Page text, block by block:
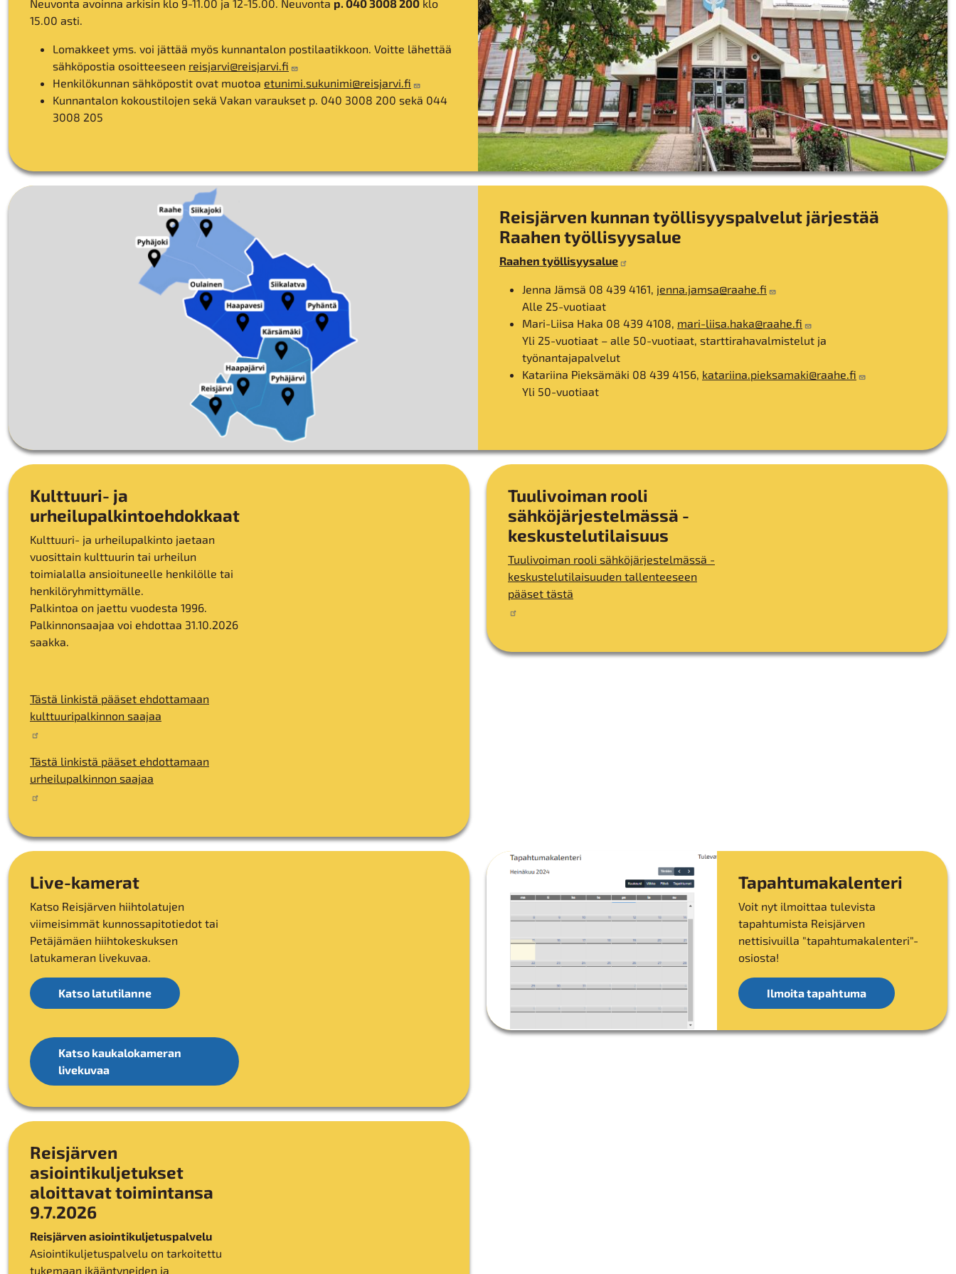
Neuvonta avoinna arkisin klo 9-11.00 ja 12-15.00. Neuvonta p. 040 3008 200 klo
15.00 asti.
Lomakkeet yms. voi jättää myös kunnantalon postilaatikkoon. Voitte lähettää
sähköpostia osoitteeseen reisjarvi@reisjarvi.fi
Henkilökunnan sähköpostit ovat muotoa etunimi.sukunimi@reisjarvi.fi
Kunnantalon kokoustilojen sekä Vakan varaukset p. 040 3008 200 sekä 044
3008 205
Reisjärven kunnan työllisyyspalvelut järjestää
Raahen työllisyysalue
Raahen työllisyysalue
Jenna Jämsä 08 439 4161, jenna.jamsa@raahe.fi
Alle 25-vuotiaat
Mari-Liisa Haka 08 439 4108, mari-liisa.haka@raahe.fi
Yli 25-vuotiaat – alle 50-vuotiaat, starttirahavalmistelut ja
työnantajapalvelut
Katariina Pieksämäki 08 439 4156, katariina.pieksamaki@raahe.fi
Yli 50-vuotiaat
Kulttuuri- ja
urheilupalkintoehdokkaat
Kulttuuri- ja urheilupalkinto jaetaan
vuosittain kulttuurin tai urheilun
toimialalla ansioituneelle henkilölle tai
henkilöryhmittymälle.
Palkintoa on jaettu vuodesta 1996.
Palkinnonsaajaa voi ehdottaa 31.10.2026
saakka.
Tästä linkistä pääset ehdottamaan
kulttuuripalkinnon saajaa
Tästä linkistä pääset ehdottamaan
urheilupalkinnon saajaa
Tuulivoiman rooli
sähköjärjestelmässä -
keskustelutilaisuus
Tuulivoiman rooli sähköjärjestelmässä -
keskustelutilaisuuden tallenteeseen
pääset tästä
Live-kamerat
Katso Reisjärven hiihtolatujen
viimeisimmät kunnossapitotiedot tai
Petäjämäen hiihtokeskuksen
latukameran livekuvaa.
Katso latutilanne
Katso kaukalokameran
livekuvaa
Tapahtumakalenteri
Voit nyt ilmoittaa tulevista
tapahtumista Reisjärven
nettisivuilla "tapahtumakalenteri"-
osiosta!
Ilmoita tapahtuma
Reisjärven
asiointikuljetukset
aloittavat toimintansa
9.7.2026
Reisjärven asiointikuljetuspalvelu
Asiointikuljetuspalvelu on tarkoitettu
tukemaan ikääntyneiden ja